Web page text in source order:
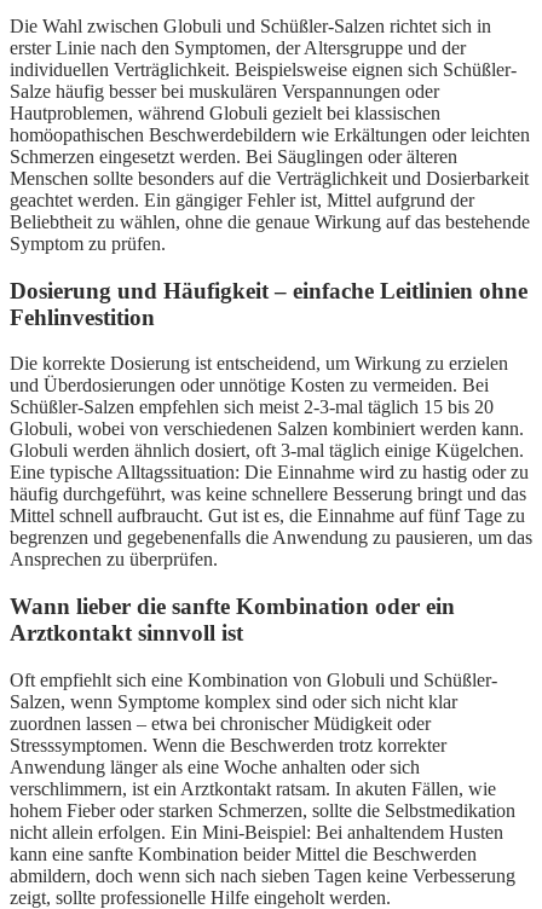
Die Wahl zwischen Globuli und Schüßler-Salzen richtet sich in
erster Linie nach den Symptomen, der Altersgruppe und der
individuellen Verträglichkeit. Beispielsweise eignen sich Schüßler-
Salze häufig besser bei muskulären Verspannungen oder
Hautproblemen, während Globuli gezielt bei klassischen
homöopathischen Beschwerdebildern wie Erkältungen oder leichten
Schmerzen eingesetzt werden. Bei Säuglingen oder älteren
Menschen sollte besonders auf die Verträglichkeit und Dosierbarkeit
geachtet werden. Ein gängiger Fehler ist, Mittel aufgrund der
Beliebtheit zu wählen, ohne die genaue Wirkung auf das bestehende
Symptom zu prüfen.
Dosierung und Häufigkeit – einfache Leitlinien ohne
Fehlinvestition
Die korrekte Dosierung ist entscheidend, um Wirkung zu erzielen
und Überdosierungen oder unnötige Kosten zu vermeiden. Bei
Schüßler-Salzen empfehlen sich meist 2-3-mal täglich 15 bis 20
Globuli, wobei von verschiedenen Salzen kombiniert werden kann.
Globuli werden ähnlich dosiert, oft 3-mal täglich einige Kügelchen.
Eine typische Alltagssituation: Die Einnahme wird zu hastig oder zu
häufig durchgeführt, was keine schnellere Besserung bringt und das
Mittel schnell aufbraucht. Gut ist es, die Einnahme auf fünf Tage zu
begrenzen und gegebenenfalls die Anwendung zu pausieren, um das
Ansprechen zu überprüfen.
Wann lieber die sanfte Kombination oder ein
Arztkontakt sinnvoll ist
Oft empfiehlt sich eine Kombination von Globuli und Schüßler-
Salzen, wenn Symptome komplex sind oder sich nicht klar
zuordnen lassen – etwa bei chronischer Müdigkeit oder
Stresssymptomen. Wenn die Beschwerden trotz korrekter
Anwendung länger als eine Woche anhalten oder sich
verschlimmern, ist ein Arztkontakt ratsam. In akuten Fällen, wie
hohem Fieber oder starken Schmerzen, sollte die Selbstmedikation
nicht allein erfolgen. Ein Mini-Beispiel: Bei anhaltendem Husten
kann eine sanfte Kombination beider Mittel die Beschwerden
abmildern, doch wenn sich nach sieben Tagen keine Verbesserung
zeigt, sollte professionelle Hilfe eingeholt werden.